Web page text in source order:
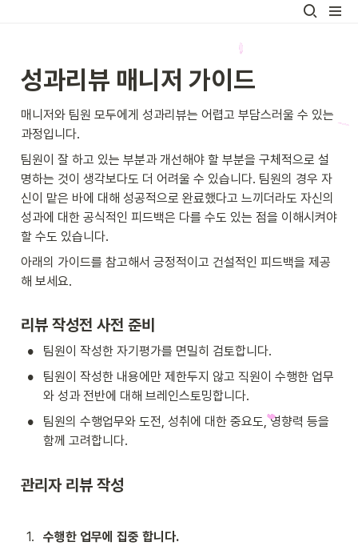
성과리뷰 매니저 가이드
매니저와 팀원 모두에게 성과리뷰는 어렵고 부담스러울 수 있는
과정입니다.
팀원이 잘 하고 있는 부분과 개선해야 할 부분을 구체적으로 설
명하는 것이 생각보다도 더 어려울 수 있습니다. 팀원의 경우 자
신이 맡은 바에 대해 성공적으로 완료했다고 느끼더라도 자신의
성과에 대한 공식적인 피드백은 다를 수도 있는 점을 이해시켜야
할 수도 있습니다.
아래의 가이드를 참고해서 긍정적이고 건설적인 피드백을 제공
해 보세요.
리뷰 작성전 사전 준비
• 팀원이 작성한 자기평가를 면밀히 검토합니다.
•
팀원이 작성한 내용에만 제한두지 않고 직원이 수행한 업무
와 성과 전반에 대해 브레인스토밍합니다.
•
팀원의 수행업무와 도전, 성취에 대한 중요도, 영향력 등을
함께 고려합니다.
관리자 리뷰 작성
1. 수행한 업무에 집중 합니다.